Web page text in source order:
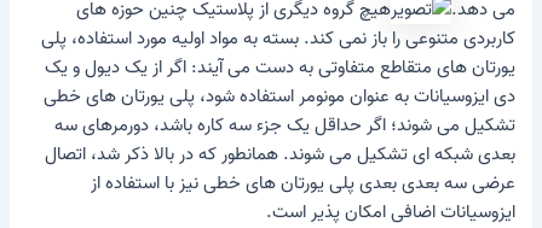
می دهد.
هیچ گروه دیگری از پلاستیک چنین حوزه های
کاربردی متنوعی را باز نمی کند. بسته به مواد اولیه مورد استفاده، پلی
یورتان های متقاطع متفاوتی به دست می آیند: اگر از یک دیول و یک
دی ایزوسیانات به عنوان مونومر استفاده شود، پلی یورتان های خطی
تشکیل می شوند؛ اگر حداقل یک جزء سه کاره باشد، دورمرهای سه
بعدی شبکه ای تشکیل می شوند. همانطور که در بالا ذکر شد، اتصال
عرضی سه بعدی بعدی پلی یورتان های خطی نیز با استفاده از
ایزوسیانات اضافی امکان پذیر است.